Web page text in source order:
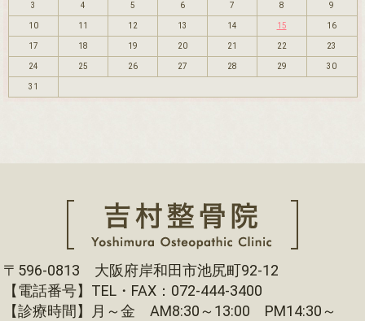
3 4 5 6 7 8 9
10 11 12 13 14 15 16
17 18 19 20 21 22 23
24 25 26 27 28 29 30
31
〒596-0813 大阪府岸和田市池尻町92-12
【電話番号】TEL・FAX：072-444-3400
【診療時間】月～金 AM8:30～13:00 PM14:30～